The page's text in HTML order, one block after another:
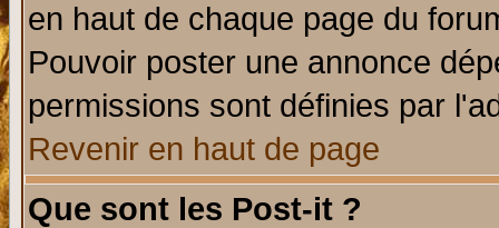
en haut de chaque page du
Pouvoir poster une annonce
permissions sont définies par
Revenir en haut de page
Que sont les Post-it ?